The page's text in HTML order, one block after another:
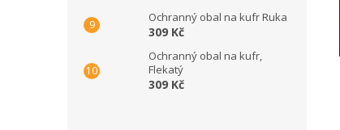
Ochranný obal na kufr Ruka
309 Kč
Ochranný obal na kufr,
Flekatý
309 Kč